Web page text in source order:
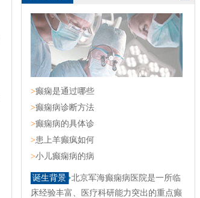
>癫痫是通过哪些
>癫痫病诊断方法
>癫痫病的具体诊
>患上羊癫疯如何
>小儿癫痫病的病
诞生背景 北京军海癫痫病医院是一所临
床经验丰富、医疗科研能力突出的重点癫